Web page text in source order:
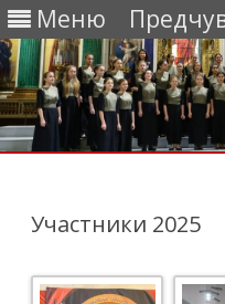
Меню
Участники 2025